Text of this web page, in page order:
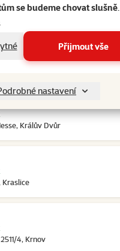
se budeme chovat slušně.
Přijmout vše
nastavení
Ovčáry
Králův Dvůr
Kraslice
4, Krnov